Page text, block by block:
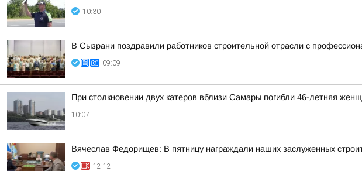
10:30
В Сызрани поздравили работников строительной отрасли с
09:09
При столкновении двух катеров вблизи Самары погибли 46-летняя
10:07
Вячеслав Федорищев: В пятницу награждали наших заслуженных
12:12